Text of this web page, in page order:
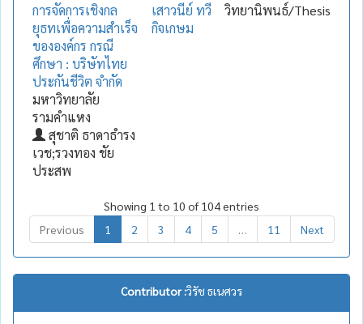
การจัดการเชิงกล
ยุธทเพื่อความสำเร็จ
ขององค์กร กรณี
ศึกษา : บริษัทไทย
ประกันชีวิต จำกัด
มหาวิทยาลัย
รามคำแหง
สุชาติ ธาดาธำรง
เวช;รวงทอง ชัย
ประสพ
เสาวนีย์ ทวี
กิจเกษม
วิทยานิพนธ์/Thesis
Showing 1 to 10 of 104 entries
Previous
1 2 3 4 5 11 Next
Contributor :วิรัช ธเนศวร